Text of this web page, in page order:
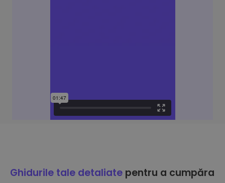
Ghidurile tale detaliate pentru a cumpăra